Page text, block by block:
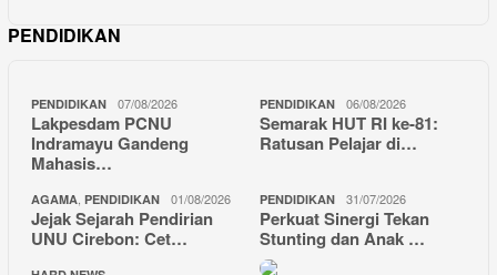
PENDIDIKAN
PENDIDIKAN 07/08/2026
Lakpesdam PCNU
Indramayu Gandeng
Mahasis…
PENDIDIKAN 06/08/2026
Semarak HUT RI ke-81:
Ratusan Pelajar di…
AGAMA PENDIDIKAN 01/08/2026
Jejak Sejarah Pendirian
UNU Cirebon: Cet…
PENDIDIKAN 31/07/2026
Perkuat Sinergi Tekan
Stunting dan Anak …